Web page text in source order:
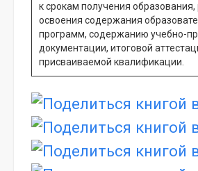
к срокам получения образования,
освоения содержания
программ, содержанию учебно-
документации, итоговой
присваиваемой квалификации.